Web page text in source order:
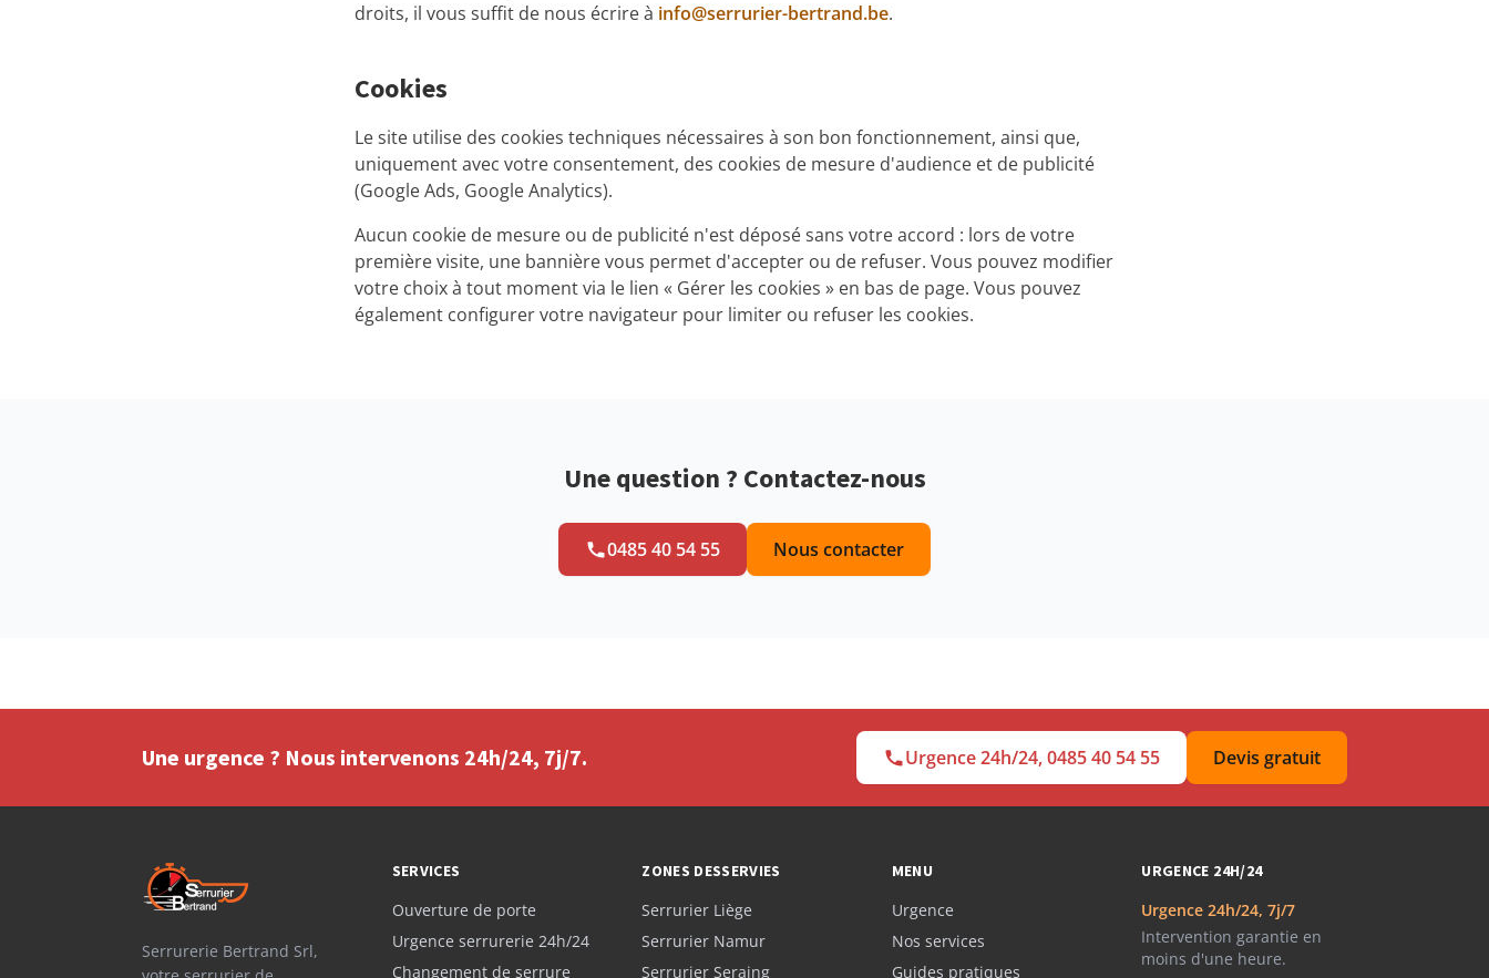
droits, il vous suffit de nous écrire à info@serrurier-bertrand.be.
Cookies
Le site utilise des cookies techniques nécessaires à son bon fonctionnement, ainsi que,
uniquement avec votre consentement, des cookies de mesure d'audience et de publicité
(Google Ads, Google Analytics).
Aucun cookie de mesure ou de publicité n'est déposé sans votre accord : lors de votre
première visite, une bannière vous permet d'accepter ou de refuser. Vous pouvez modifier
votre choix à tout moment via le lien « Gérer les cookies » en bas de page. Vous pouvez
également configurer votre navigateur pour limiter ou refuser les cookies.
Une question ? Contactez-nous
0485 40 54 55 Nous contacter
Une urgence ? Nous intervenons 24h/24, 7j/7. Urgence 24h/24, 0485 40 54 55 Devis gratuit
Serrurerie Bertrand Srl,
SERVICES
Ouverture de porte
Urgence serrurerie 24h/24
Changement de serrure
ZONES DESSERVIES
Serrurier Liège
Serrurier Namur
Serrurier Seraing
MENU
Urgence
Nos services
Guides pratiques
URGENCE 24H/24
Urgence 24h/24, 7j/7
Intervention garantie en
moins d'une heure.